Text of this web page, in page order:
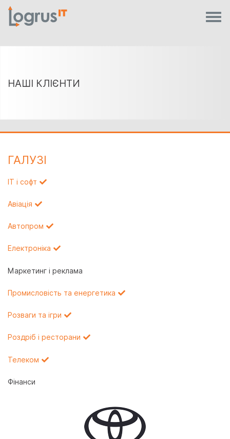
НАШІ КЛІЄНТИ
ГАЛУЗI
IT і софт
Авіація
Автопром
Електроніка
Маркетинг і реклама
Промисловість та енергетика
Розваги та ігри
Роздріб і ресторани
Телеком
Фінанси